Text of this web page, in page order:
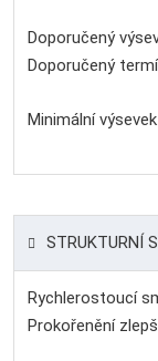
Doporučený
Doporučený
Minimální
STRUKTURNÍ
Rychlerostoucí
Prokořenění